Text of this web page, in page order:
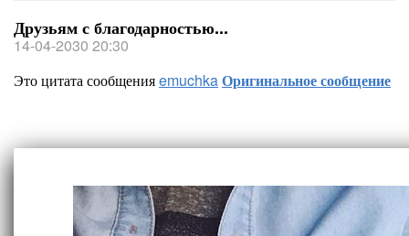
Друзьям с благодарностью...
14-04-2030 20:30
Это цитата сообщенияemuchkaОригинальное сообщение